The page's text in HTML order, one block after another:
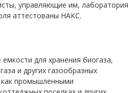
управляющие им, лаборатория
аттестованы НАКС.
для хранения биогаза,
и других газообразных
промышленными